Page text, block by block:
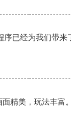
序已经为我们带来
精美，玩法丰富